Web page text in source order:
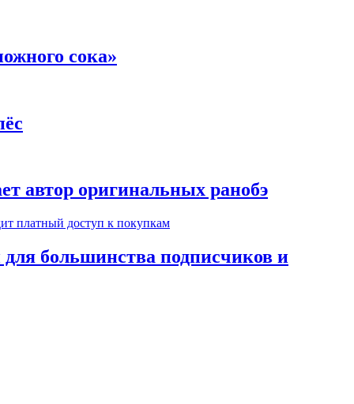
сока»
автор оригинальных ранобэ
большинства подписчиков и